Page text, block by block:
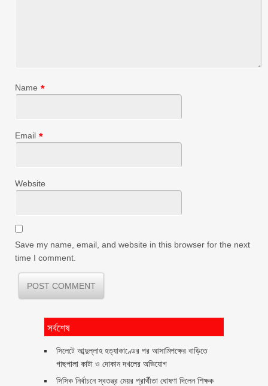
Name *
Email *
Website
Save my name, email, and website in this browser for the next
time I comment.
সর্বশেষ
সিলেটে আব্দুল্লাহ হত্যাকাণ্ডের পর আসামিপক্ষের বাড়িতে
গাছপালা কাটা ও দোকান দখলের অভিযোগ
সিসিক নির্বাচনে স্বতন্ত্র মেয়র প্রার্থীতা ঘোষণা দিলেন শিক্ষক